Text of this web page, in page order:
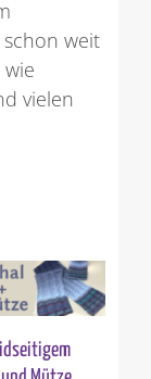
weit
vielen